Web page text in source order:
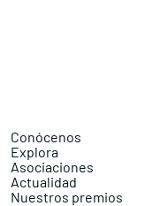
Conócenos
Explora
Asociaciones
Actualidad
Nuestros premios